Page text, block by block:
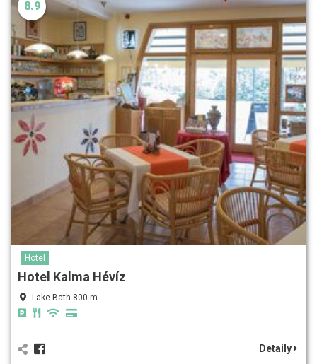
8.9
Hotel
Hotel Kalma Hévíz
Lake Bath 800 m
Detaily